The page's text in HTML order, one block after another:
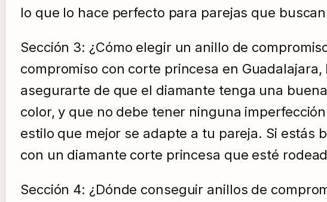
lo que lo hace perfecto para parejas que
Sección 3: ¿Cómo elegir un anillo de
compromiso con corte princesa en
asegurarte de que el diamante tenga una
color, y que no debe tener ninguna
estilo que mejor se adapte a tu pareja. Si
con un diamante corte princesa que esté
Sección 4: ¿Dónde conseguir anillos de